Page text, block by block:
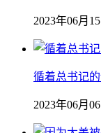
2023年06月15
循着总书记
2023年06月06